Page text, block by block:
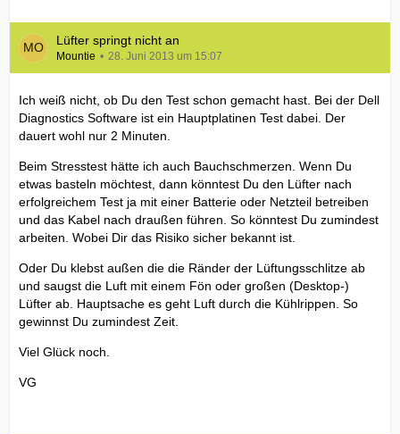
Lüfter springt nicht an
Mountie 28. Juni 2013 um 15:07
Ich weiß nicht, ob Du den Test schon gemacht hast. Bei der Dell
Diagnostics Software ist ein Hauptplatinen Test dabei. Der
dauert wohl nur 2 Minuten.
Beim Stresstest hätte ich auch Bauchschmerzen. Wenn Du
etwas basteln möchtest, dann könntest Du den Lüfter nach
erfolgreichem Test ja mit einer Batterie oder Netzteil betreiben
und das Kabel nach draußen führen. So könntest Du zumindest
arbeiten. Wobei Dir das Risiko sicher bekannt ist.
Oder Du klebst außen die die Ränder der Lüftungsschlitze ab
und saugst die Luft mit einem Fön oder großen (Desktop-)
Lüfter ab. Hauptsache es geht Luft durch die Kühlrippen. So
gewinnst Du zumindest Zeit.
Viel Glück noch.
VG